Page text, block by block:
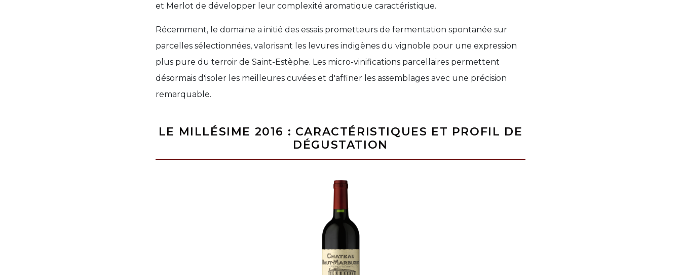
et Merlot de développer leur complexité aromatique caractéristique.
Récemment, le domaine a initié des essais prometteurs de fermentation spontanée sur
parcelles sélectionnées, valorisant les levures indigènes du vignoble pour une expression
plus pure du terroir de Saint-Estèphe. Les micro-vinifications parcellaires permettent
désormais d'isoler les meilleures cuvées et d'affiner les assemblages avec une précision
remarquable.
LE MILLÉSIME 2016 : CARACTÉRISTIQUES ET PROFIL DE
DÉGUSTATION